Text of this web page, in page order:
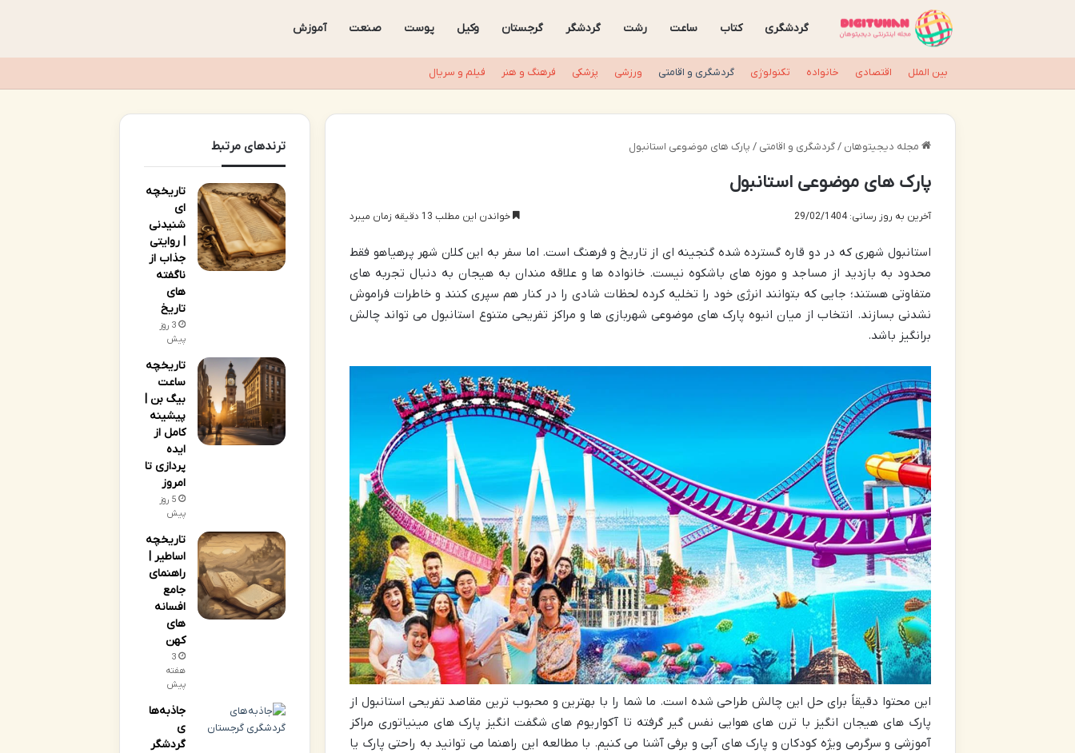
گردشگری کتاب ساعت رشت گردشگر گرجستان وکیل پوست صنعت آموزش
بین الملل اقتصادی خانواده تکنولوژی گردشگری و اقامتی ورزشی پزشکی فرهنگ و هنر فیلم و سریال
مجله دیجیتوهان / گردشگری و اقامتی / پارک های موضوعی استانبول
پارک های موضوعی استانبول
آخرین به روز رسانی: 29/02/1404 خواندن این مطلب 13 دقیقه زمان میبرد
استانبول شهری که در دو قاره گسترده شده گنجینه ای از تاریخ و فرهنگ است. اما سفر به این کلان شهر پرهیاهو فقط
محدود به بازدید از مساجد و موزه های باشکوه نیست. خانواده ها و علاقه مندان به هیجان به دنبال تجربه های
متفاوتی هستند؛ جایی که بتوانند انرژی خود را تخلیه کرده لحظات شادی را در کنار هم سپری کنند و خاطرات فراموش
نشدنی بسازند. انتخاب از میان انبوه پارک های موضوعی شهربازی ها و مراکز تفریحی متنوع استانبول می تواند چالش
برانگیز باشد.
این محتوا دقیقاً برای حل این چالش طراحی شده است. ما شما را با بهترین و محبوب ترین مقاصد تفریحی استانبول از
پارک های هیجان انگیز با ترن های هوایی نفس گیر گرفته تا آکواریوم های شگفت انگیز پارک های مینیاتوری مراکز
آموزشی و سرگرمی ویژه کودکان و پارک های آبی و برفی آشنا می کنیم. با مطالعه این راهنما می توانید به راحتی پارک یا
ترندهای مرتبط
تاریخچه
ای
شنیدنی
| روایتی
جذاب از
ناگفته
های
تاریخ
3 روز
پیش
تاریخچه
ساعت
بیگ بن |
پیشینه
کامل از
ایده
پردازی تا
امروز
5 روز
پیش
تاریخچه
اساطیر |
راهنمای
جامع
افسانه
های
کهن
3
هفته
پیش
جاذبه‌ها
ی
گردشگر